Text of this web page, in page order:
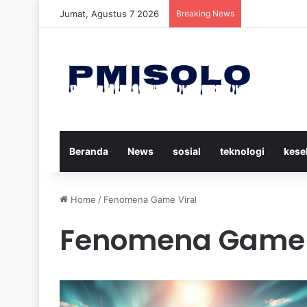
Jumat, Agustus 7 2026 Breaking News
Beranda News sosial teknologi
Home / Fenomena Game Viral
Fenomena